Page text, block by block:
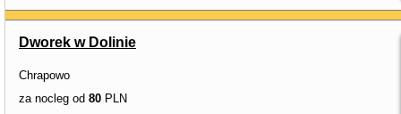
Dworek w Dolinie
Chrapowo
za nocleg od 80 PLN